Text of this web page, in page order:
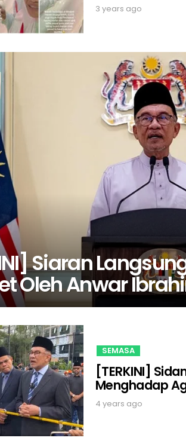
3 years ago
Siaran
Oleh Anwar
SEMASA
[TERKINI]
Menghadap
4 years ago